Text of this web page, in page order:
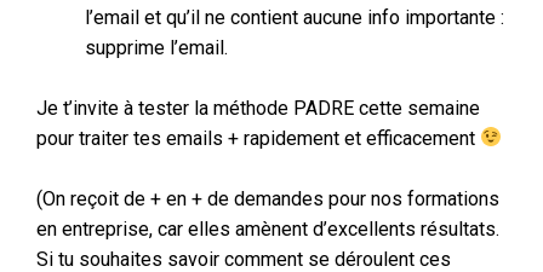
l’email et qu’il ne contient aucune info importante :
supprime l’email.
Je t’invite à tester la méthode PADRE cette semaine
pour traiter tes emails + rapidement et efficacement
(On reçoit de + en + de demandes pour nos formations
en entreprise, car elles amènent d’excellents résultats.
Si tu souhaites savoir comment se déroulent ces